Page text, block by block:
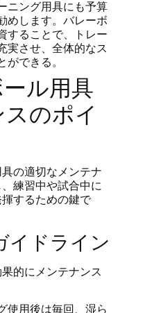
ニング用具にも予算
めします。バレーボ
することで、トレー
実させ、全体的なス
ができる。
ル用具
のポイ
の適切なメンテナ
練習中や試合中に
するための鍵で
イドライン
的にメンテナンス
使用後は毎回、湿ら